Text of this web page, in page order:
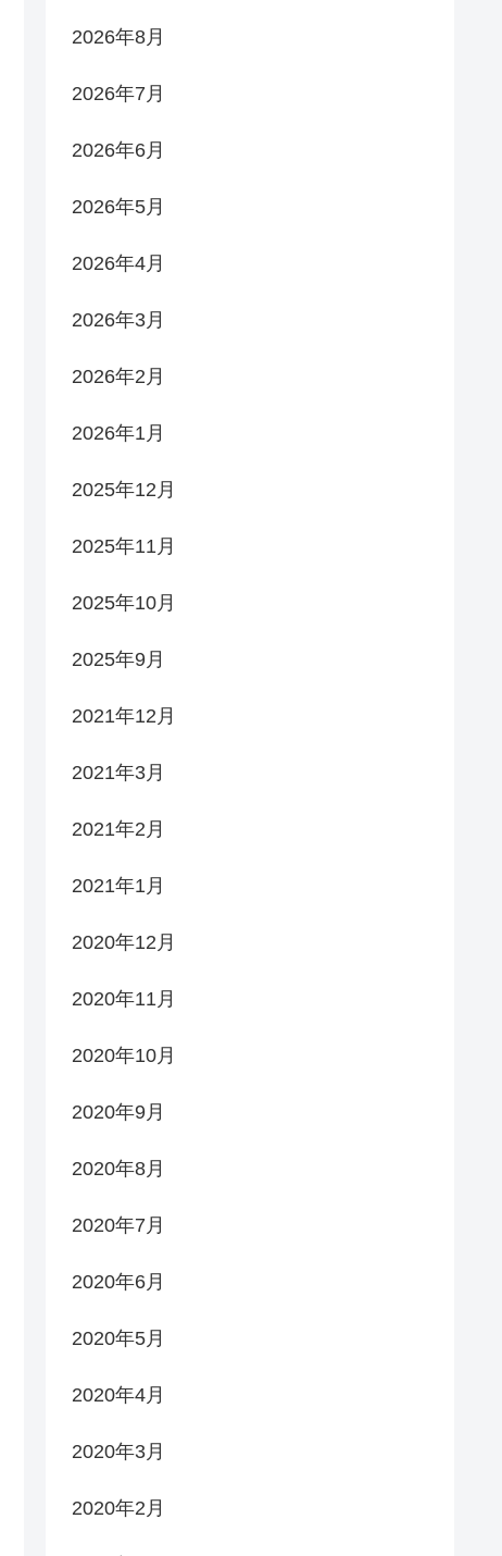
2026年8月
2026年7月
2026年6月
2026年5月
2026年4月
2026年3月
2026年2月
2026年1月
2025年12月
2025年11月
2025年10月
2025年9月
2021年12月
2021年3月
2021年2月
2021年1月
2020年12月
2020年11月
2020年10月
2020年9月
2020年8月
2020年7月
2020年6月
2020年5月
2020年4月
2020年3月
2020年2月